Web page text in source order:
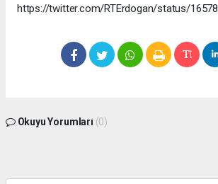
https://twitter.com/RTErdogan/status/
Okuyu Yorumları (0)